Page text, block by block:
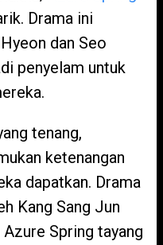
Drama ini
dan Seo
penyelam untuk
tenang,
ketenangan
dapatkan. Drama
Kang Sang Jun
Spring tayang